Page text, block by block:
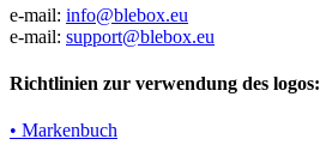
e-mail: info@blebox.eu
e-mail: support@blebox.eu
Richtlinien zur verwendung des logos:
• Markenbuch